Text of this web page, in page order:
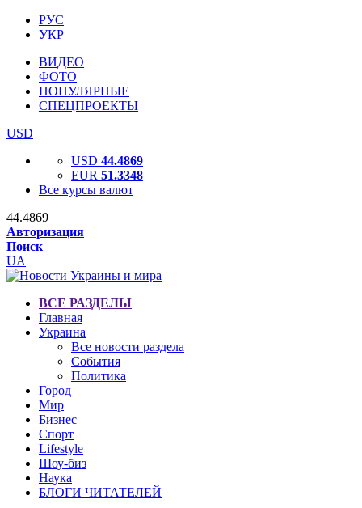
РУС
УКР
ВИДЕО
ФОТО
ПОПУЛЯРНЫЕ
СПЕЦПРОЕКТЫ
USD
USD 44.4869
EUR 51.3348
Все курсы валют
44.4869
Авторизация
Поиск
UA
ВСЕ РАЗДЕЛЫ
Главная
Украина
Все новости раздела
События
Политика
Город
Мир
Бизнес
Спорт
Lifestyle
Шоу-биз
Наука
БЛОГИ ЧИТАТЕЛЕЙ